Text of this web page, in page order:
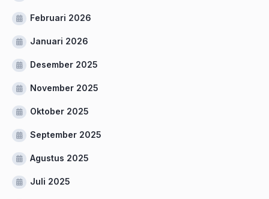
Februari 2026
Januari 2026
Desember 2025
November 2025
Oktober 2025
September 2025
Agustus 2025
Juli 2025